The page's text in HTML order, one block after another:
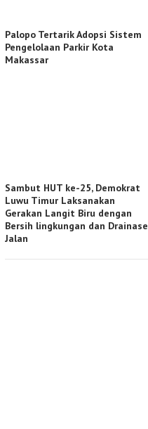
Palopo Tertarik Adopsi Sistem
Pengelolaan Parkir Kota
Makassar
Sambut HUT ke-25, Demokrat
Luwu Timur Laksanakan
Gerakan Langit Biru dengan
Bersih lingkungan dan Drainase
Jalan